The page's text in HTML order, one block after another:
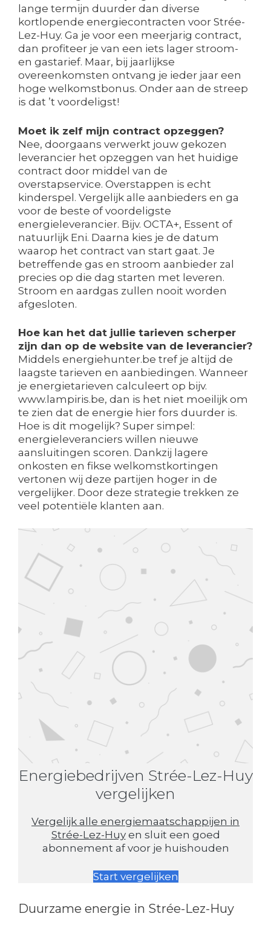
lange termijn duurder dan diverse
kortlopende energiecontracten voor Strée-
Lez-Huy. Ga je voor een meerjarig contract,
dan profiteer je van een iets lager stroom-
en gastarief. Maar, bij jaarlijkse
overeenkomsten ontvang je ieder jaar een
hoge welkomstbonus. Onder aan de streep
is dat ’t voordeligst!
Moet ik zelf mijn contract opzeggen?
Nee, doorgaans verwerkt jouw gekozen
leverancier het opzeggen van het huidige
contract door middel van de
overstapservice. Overstappen is echt
kinderspel. Vergelijk alle aanbieders en ga
voor de beste of voordeligste
energieleverancier. Bijv. OCTA+, Essent of
natuurlijk Eni. Daarna kies je de datum
waarop het contract van start gaat. Je
betreffende gas en stroom aanbieder zal
precies op die dag starten met leveren.
Stroom en aardgas zullen nooit worden
afgesloten.
Hoe kan het dat jullie tarieven scherper
zijn dan op de website van de leverancier?
Middels energiehunter.be tref je altijd de
laagste tarieven en aanbiedingen. Wanneer
je energietarieven calculeert op bijv.
www.lampiris.be, dan is het niet moeilijk om
te zien dat de energie hier fors duurder is.
Hoe is dit mogelijk? Super simpel:
energieleveranciers willen nieuwe
aansluitingen scoren. Dankzij lagere
onkosten en fikse welkomstkortingen
vertonen wij deze partijen hoger in de
vergelijker. Door deze strategie trekken ze
veel potentiële klanten aan.
Energiebedrijven Strée-Lez-Huy
vergelijken
Vergelijk alle energiemaatschappijen in
Strée-Lez-Huyen sluit een goed
abonnement af voor je huishouden
Start vergelijken
Duurzame energie in Strée-Lez-Huy